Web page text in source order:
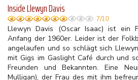
Inside Llewyn Davis
7/10
Llewyn Davis (Oscar Isaac) ist ein
Anfang der 1960er. Leider ist der
angelaufen und so schlägt sich
mit Gigs im Gaslight Café durch und
Freunden und Bekannten. Eine
Mulligan), der Frau des mit ihm